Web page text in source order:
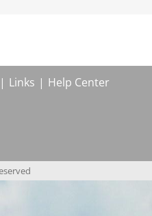
Links Help Center